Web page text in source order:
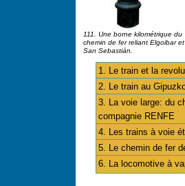
111. Une borne kilométrique du
chemin de fer reliant Elgoibar et
San Sebastián.
1. Le train et la
2. Le train au
3. La voie large: du
compagnie RENFE
4. Les trains à voie
5. Le chemin de fer
6. La locomotive à